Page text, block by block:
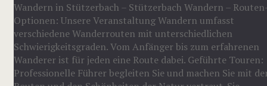
Wandern in Stützerbach – Stützerbach Wandern –
Optionen: Unsere Veranstaltung Wandern umfasst
verschiedene Wanderrouten mit unterschiedlichen
Schwierigkeitsgraden. Vom Anfänger bis zum erfahrenen
Wanderer ist für jeden eine Route dabei. Geführte Touren:
Professionelle Führer begleiten Sie und machen Sie mit